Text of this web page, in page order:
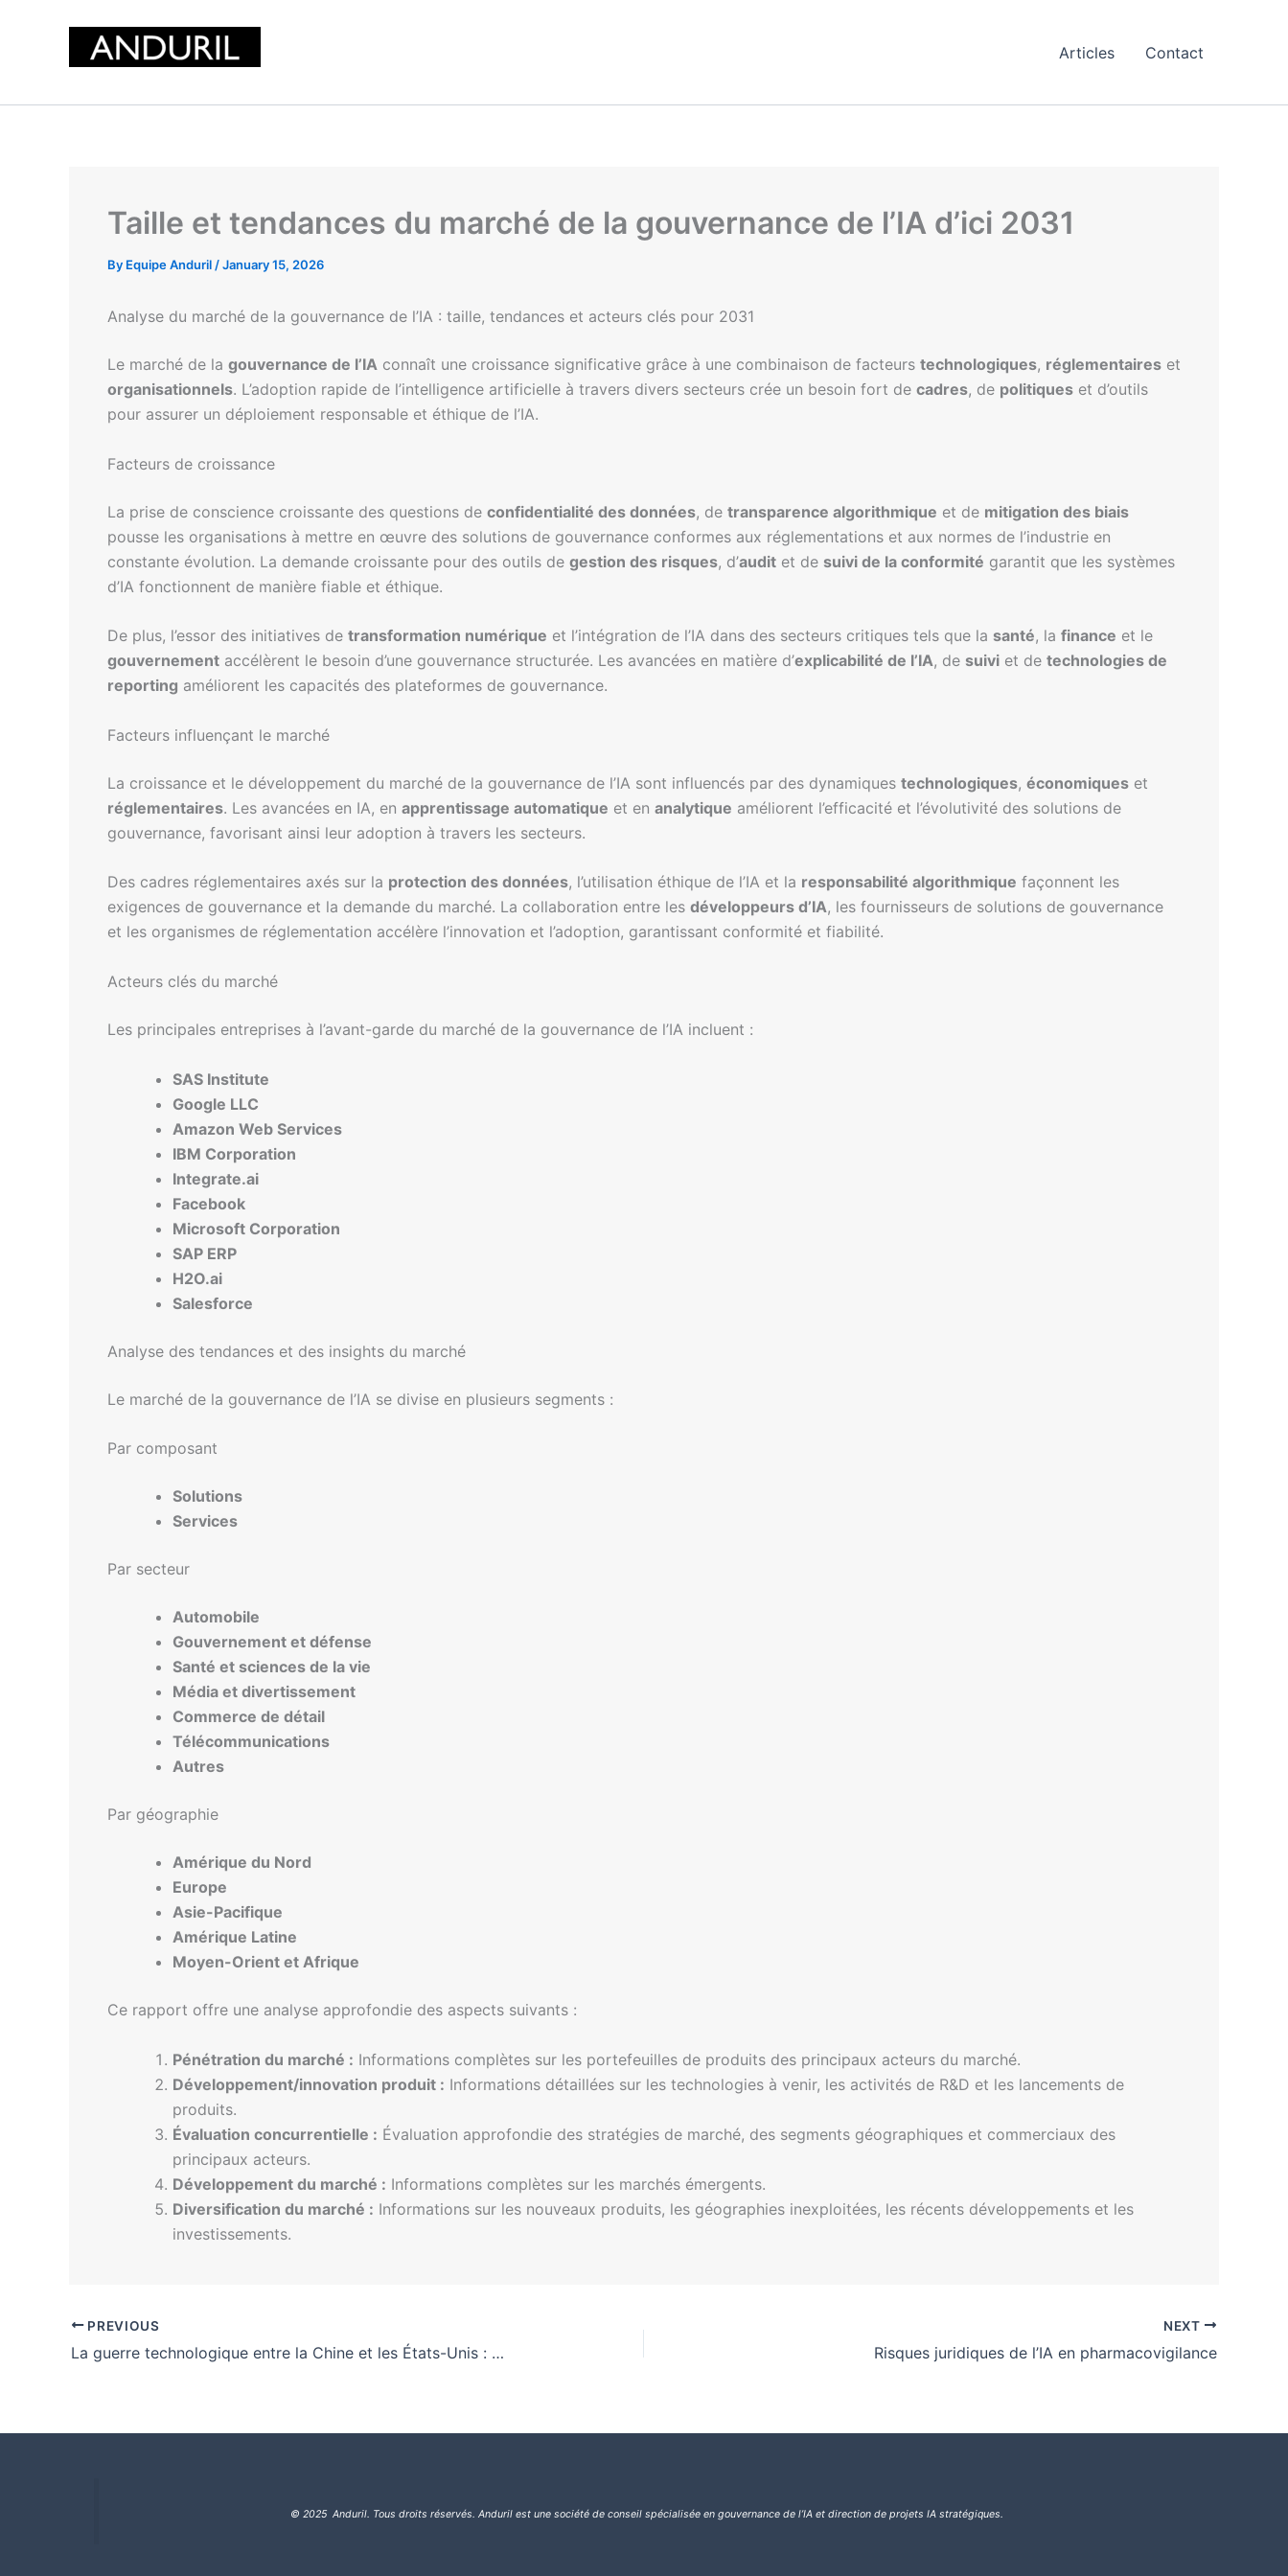
Articles Contact
Taille et tendances du marché de la gouvernance de l’IA d’ici 2031
By Equipe Anduril /January 15, 2026
Analyse du marché de la gouvernance de l’IA : taille, tendances et acteurs clés pour 2031
Le marché de la gouvernance de l’IA connaît une croissance significative grâce à une combinaison de facteurs technologiques, réglementaires et
organisationnels. L’adoption rapide de l’intelligence artificielle à travers divers secteurs crée un besoin fort de cadres, de politiques et d’outils
pour assurer un déploiement responsable et éthique de l’IA.
Facteurs de croissance
La prise de conscience croissante des questions de confidentialité des données, de transparence algorithmique et de mitigation des biais
pousse les organisations à mettre en œuvre des solutions de gouvernance conformes aux réglementations et aux normes de l’industrie en
constante évolution. La demande croissante pour des outils de gestion des risques, d’audit et de suivi de la conformité garantit que les systèmes
d’IA fonctionnent de manière fiable et éthique.
De plus, l’essor des initiatives de transformation numérique et l’intégration de l’IA dans des secteurs critiques tels que la santé, la finance et le
gouvernement accélèrent le besoin d’une gouvernance structurée. Les avancées en matière d’explicabilité de l’IA, de suivi et de technologies de
reporting améliorent les capacités des plateformes de gouvernance.
Facteurs influençant le marché
La croissance et le développement du marché de la gouvernance de l’IA sont influencés par des dynamiques technologiques, économiques et
réglementaires. Les avancées en IA, en apprentissage automatique et en analytique améliorent l’efficacité et l’évolutivité des solutions de
gouvernance, favorisant ainsi leur adoption à travers les secteurs.
Des cadres réglementaires axés sur la protection des données, l’utilisation éthique de l’IA et la responsabilité algorithmique façonnent les
exigences de gouvernance et la demande du marché. La collaboration entre les développeurs d’IA, les fournisseurs de solutions de gouvernance
et les organismes de réglementation accélère l’innovation et l’adoption, garantissant conformité et fiabilité.
Acteurs clés du marché
Les principales entreprises à l’avant-garde du marché de la gouvernance de l’IA incluent :
SAS Institute
Google LLC
Amazon Web Services
IBM Corporation
Integrate.ai
Facebook
Microsoft Corporation
SAP ERP
H2O.ai
Salesforce
Analyse des tendances et des insights du marché
Le marché de la gouvernance de l’IA se divise en plusieurs segments :
Par composant
Solutions
Services
Par secteur
Automobile
Gouvernement et défense
Santé et sciences de la vie
Média et divertissement
Commerce de détail
Télécommunications
Autres
Par géographie
Amérique du Nord
Europe
Asie-Pacifique
Amérique Latine
Moyen-Orient et Afrique
Ce rapport offre une analyse approfondie des aspects suivants :
Pénétration du marché : Informations complètes sur les portefeuilles de produits des principaux acteurs du marché.
Développement/innovation produit : Informations détaillées sur les technologies à venir, les activités de R&D et les lancements de
produits.
Évaluation concurrentielle : Évaluation approfondie des stratégies de marché, des segments géographiques et commerciaux des
principaux acteurs.
Développement du marché : Informations complètes sur les marchés émergents.
Diversification du marché : Informations sur les nouveaux produits, les géographies inexploitées, les récents développements et les
investissements.
PREVIOUS
La guerre technologique entre la Chine et les États-Unis : enjeux et régulations
NEXT
Risques juridiques de l’IA en pharmacovigilance
© 2025 Anduril. Tous droits réservés. Anduril est une société de conseil spécialisée en gouvernance de l’IA et direction de projets IA stratégiques.